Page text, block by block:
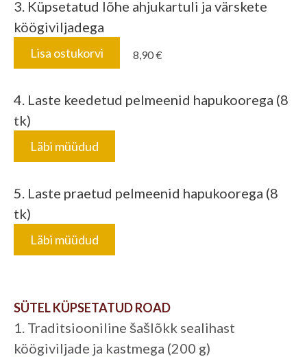
3. Küpsetatud lõhe ahjukartuli ja värskete
köögiviljadega
Lisa ostukorvi 8,90 €
4. Laste keedetud pelmeenid hapukoorega (8
tk)
Läbi müüdud
5. Laste praetud pelmeenid hapukoorega (8
tk)
Läbi müüdud
SÜTEL KÜPSETATUD ROAD
1. Traditsiooniline šašlõkk sealihast
köögiviljade ja kastmega (200 g)